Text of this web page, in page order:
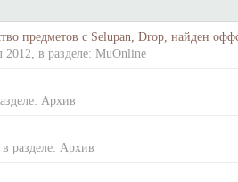
предметов с Selupan, Drop, найден
2012, в разделе:MuOnline
Архив
в разделе:Архив